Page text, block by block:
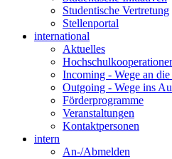
Studentische Vertretung
Stellenportal
international
Aktuelles
Incoming - Wege an
Outgoing - Wege ins
Förderprogramme
Veranstaltungen
Kontaktpersonen
intern
An-/Abmelden